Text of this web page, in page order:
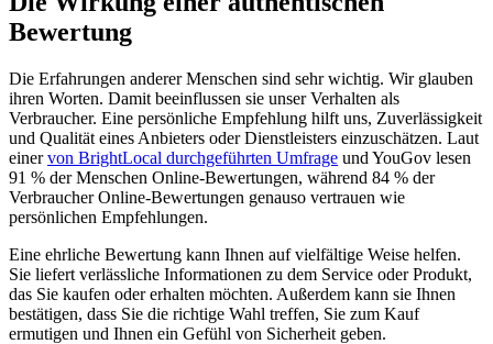
Bewertung
Die Erfahrungen anderer Menschen sind sehr wichtig. Wir glauben
ihren Worten. Damit beeinflussen sie unser Verhalten als
Verbraucher. Eine persönliche Empfehlung hilft uns, Zuverlässigkeit
und Qualität eines Anbieters oder Dienstleisters einzuschätzen. Laut
einervon BrightLocal durchgeführten Umfrage und YouGov lesen
91 % der Menschen Online-Bewertungen, während 84 % der
Verbraucher Online-Bewertungen genauso vertrauen wie
persönlichen Empfehlungen.
Eine ehrliche Bewertung kann Ihnen auf vielfältige Weise helfen.
Sie liefert verlässliche Informationen zu dem Service oder Produkt,
das Sie kaufen oder erhalten möchten. Außerdem kann sie Ihnen
bestätigen, dass Sie die richtige Wahl treffen, Sie zum Kauf
ermutigen und Ihnen ein Gefühl von Sicherheit geben.